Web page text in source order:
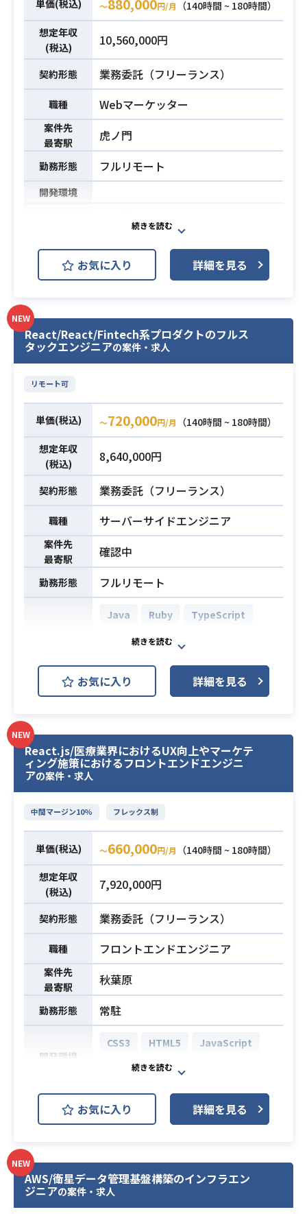
「アンケート配信」といったプロダ
クトをゼロから開発し、
フォームを構築するプロジェクトで
す。
新規プロダクトの立ち上げメンバー
として、
既存の会員管理・決済機能の拡張に
伴う設計・開発業務をご担当いただ
きます。
ットフォームの設計および開発
・既存システム・コードの解読、な
※詳細は面談時にお伝えします。
【開発環境】
言語/FW：Ruby on Rails,JavaScript
インフラ：AWS(EC2,S3,RDS,ECS,Cl
oudWatch),GitHub Actions,Terrafor
必須スキル
・Web開発の実務経験3年以上
・Ruby on Railsを用いた開発経験3
年以上
・詳細設計以降のフェーズにおける
実務経験
・既存システムのコードを読み解
き、改修・改善が行えるスキル
単価(税込) 〜880,000円/月
（140時間 ~ 180時間）
想定年収
(税込)
10,560,000円
契約形態 業務委託（フリーランス）
職種 Webマーケッター
案件先
最寄駅
虎ノ門
勤務形態 フルリモート
開発環境
業務内容
某企業のグループ子会社にて、本社
と協働しながら開発している新プロ
ダクトのマーケティングを担いま
す。
必須スキル
BtoBマーケティングの実務経験があ
り、以下において複数のご経験があ
る方
・Google広告やMeta広告等のデジ
・CPA、CVR等の指標分析およびラ
ンディングページの改善
・GA4等のアクセス解析ツールを活
用した効果測定・分析
・ホワイトペーパー、SEO記事、導
入事例等のコンテンツ企画・制作
・CMSを活用したWebサイトの更
新・改善
・ランディングページ制作のディレ
クション、UI・UX改善
・展示会、カンファレンス、セミナ
ー等のオフライン施策の企画・運営
お気に入り 詳細を見る
NEW
React/React/Fintech系プロダクトのフルス
タックエンジニアの案件・求人
リモート可
単価(税込) 〜720,000円/月
（140時間 ~ 180時間）
想定年収
(税込)
8,640,000円
契約形態 業務委託（フリーランス）
職種 サーバーサイドエンジニア
案件先
最寄駅
確認中
勤務形態 フルリモート
Java Ruby
TypeScript
Ruby on Rails
AWS (Amazon Web Services)
Azure
Kubernetes
業務内容
開発プロジェクトです。
React、Ruby on Rails、Java、Typ
eScriptを使用した
フロントエンドおよびバックエンド
の開発全般をはじめ、
アーキテクチャ設計、
クラウド環境やコンテナ技術を活用
およびCI/CDの構築などを幅広くご推
進いただきます。
【仕事内容】
下記の業務を担っていただく想定で
す。
・React、Ruby on Rails、Java、Ty
peScriptを使用したフロントエン
ド・バックエンドの開発全般
・高い拡張性とパフォーマンスを考
慮したアーキテクチャ設計および技
術選定
を活用したインフラ構築運用および
自動化パイプライン（CI/CD）の構築
Ruby on Rails, Java, TypeScript, R
eact, Kubernetes, Docker, Azure,
AWS, MySQL等
お気に入り 詳細を見る
NEW
React.js/医療業界におけるUX向上やマーケテ
ィング施策におけるフロントエンドエンジニ
アの案件・求人
中間マージン10% フレックス制
単価(税込) 〜660,000円/月
（140時間 ~ 180時間）
想定年収
(税込)
7,920,000円
契約形態 業務委託（フリーランス）
職種 フロントエンドエンジニア
案件先
最寄駅
秋葉原
勤務形態 常駐
開発環境
CSS3 HTML5
JavaScript
React.js
Figma
医療系クリニックを展開する企業に
おいてフロントエンドを募集いたし
連携し、UIUX改善および、マーケテ
ィング施策の成果最大化を担ってい
ただける方を探しています。
お気に入り 詳細を見る
NEW
AWS/衛星データ管理基盤構築のインフラエン
ジニアの案件・求人